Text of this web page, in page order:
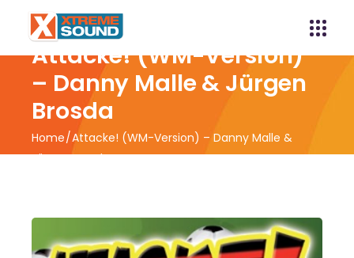
Attacke! (WM-Version)
– Danny Malle & Jürgen
Brosda
Home Attacke! (WM-Version) – Danny Malle &
Jürgen Brosda